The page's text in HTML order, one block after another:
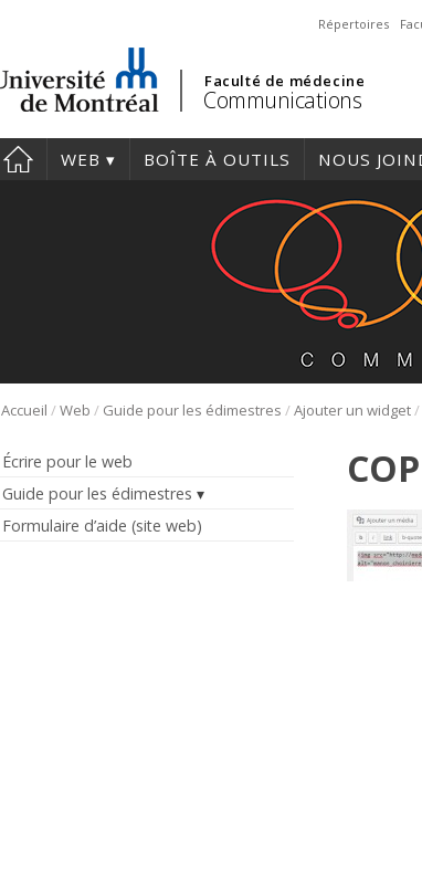
Répertoires
Faculté de médecine
Communications
WEB BOÎTE À OUTILS NOUS
Accueil /Web / Guide pour les édimestres /Ajouter un widget/
Écrire pour le web
Guide pour les édimestres
Formulaire d’aide (site web)